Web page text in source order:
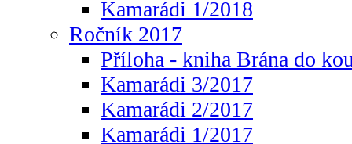
Kamarádi 1/2018
Ročník 2017
Příloha - kniha Brána do
Kamarádi 3/2017
Kamarádi 2/2017
Kamarádi 1/2017